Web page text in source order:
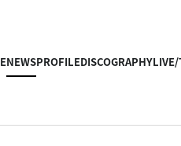
NEWSPROFILEDISCOGRAPHY